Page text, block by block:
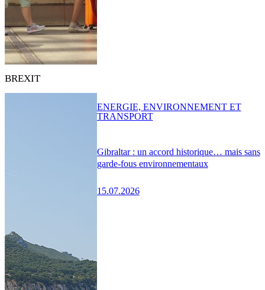
BREXIT
Gibraltar : un accord historique… mais sans
garde-fous environnementaux
15.07.2026
ENERGIE, ENVIRONNEMENT ET
TRANSPORT